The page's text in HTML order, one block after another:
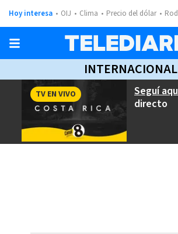
Hoy interesa OIJ Clima Precio del dólar
INTERNACIONAL
Seguí
directo
TV EN VIVO